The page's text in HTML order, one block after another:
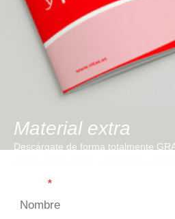
Material extra
Descárgate de forma totalmente
*